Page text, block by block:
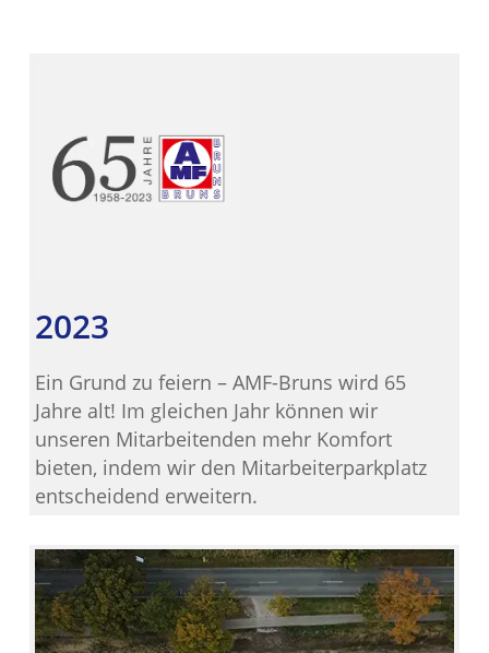
2023
Ein Grund zu feiern – AMF-Bruns wird 65
Jahre alt! Im gleichen Jahr können wir
unseren Mitarbeitenden mehr Komfort
bieten, indem wir den Mitarbeiterparkplatz
entscheidend erweitern.